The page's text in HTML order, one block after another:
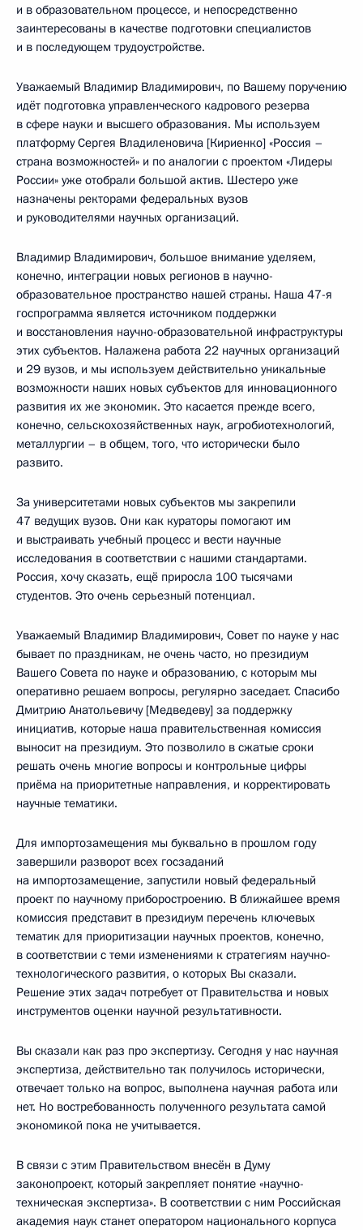
и в образовательном процессе, и непосредственно
заинтересованы в качестве подготовки специалистов
и в последующем трудоустройстве.
Уважаемый Владимир Владимирович, по Вашему поручению
идёт подготовка управленческого кадрового резерва
в сфере науки и высшего образования. Мы используем
платформу Сергея Владиленовича [Кириенко] «Россия –
страна возможностей» и по аналогии с проектом «Лидеры
России» уже отобрали большой актив. Шестеро уже
назначены ректорами федеральных вузов
и руководителями научных организаций.
Владимир Владимирович, большое внимание уделяем,
конечно, интеграции новых регионов в научно-
образовательное пространство нашей страны. Наша 47-я
госпрограмма является источником поддержки
и восстановления научно-образовательной инфраструктуры
этих субъектов. Налажена работа 22 научных организаций
и 29 вузов, и мы используем действительно уникальные
возможности наших новых субъектов для инновационного
развития их же экономик. Это касается прежде всего,
конечно, сельскохозяйственных наук, агробиотехнологий,
металлургии – в общем, того, что исторически было
развито.
За университетами новых субъектов мы закрепили
47 ведущих вузов. Они как кураторы помогают им
и выстраивать учебный процесс и вести научные
исследования в соответствии с нашими стандартами.
Россия, хочу сказать, ещё приросла 100 тысячами
студентов. Это очень серьезный потенциал.
Уважаемый Владимир Владимирович, Совет по науке у нас
бывает по праздникам, не очень часто, но президиум
Вашего Совета по науке и образованию, с которым мы
оперативно решаем вопросы, регулярно заседает. Спасибо
Дмитрию Анатольевичу [Медведеву] за поддержку
инициатив, которые наша правительственная комиссия
выносит на президиум. Это позволило в сжатые сроки
решать очень многие вопросы и контрольные цифры
приёма на приоритетные направления, и корректировать
научные тематики.
Для импортозамещения мы буквально в прошлом году
завершили разворот всех госзаданий
на импортозамещение, запустили новый федеральный
проект по научному приборостроению. В ближайшее время
комиссия представит в президиум перечень ключевых
тематик для приоритизации научных проектов, конечно,
в соответствии с теми изменениями к стратегиям научно-
технологического развития, о которых Вы сказали.
Решение этих задач потребует от Правительства и новых
инструментов оценки научной результативности.
Вы сказали как раз про экспертизу. Сегодня у нас научная
экспертиза, действительно так получилось исторически,
отвечает только на вопрос, выполнена научная работа или
нет. Но востребованность полученного результата самой
экономикой пока не учитывается.
В связи с этим Правительством внесён в Думу
законопроект, который закрепляет понятие «научно-
техническая экспертиза». В соответствии с ним Российская
академия наук станет оператором национального корпуса